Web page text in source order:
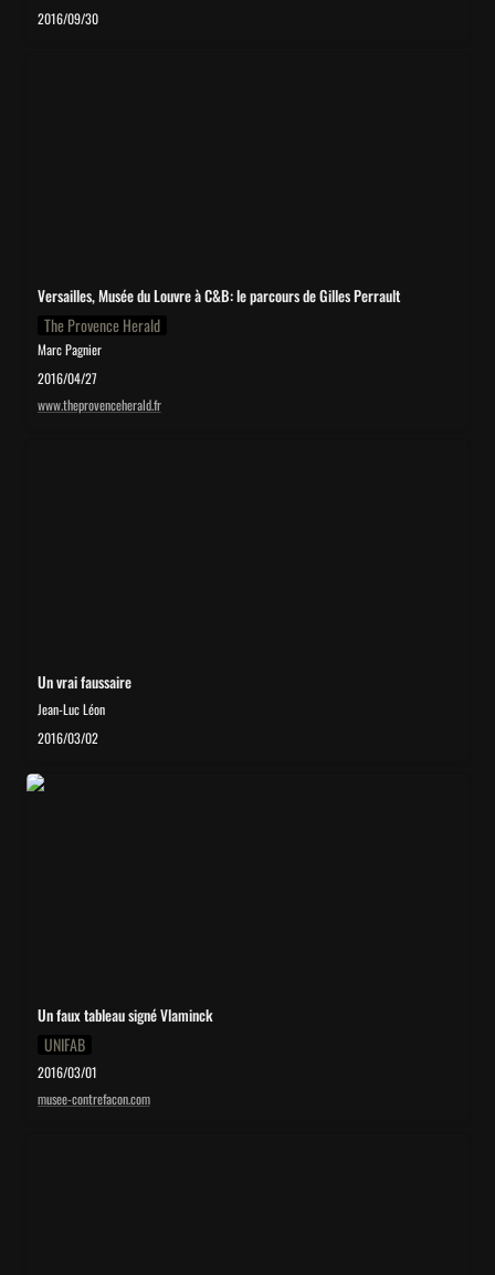
2016/09/30
Versailles, Musée du Louvre à C&B: le parcours de Gilles Perrault
The Provence Herald
Marc Pagnier
2016/04/27
www.theprovenceherald.fr
Un vrai faussaire
Jean-Luc Léon
2016/03/02
Un faux tableau signé Vlaminck
Un faux tableau signé Vlaminck
UNIFAB
2016/03/01
musee-contrefacon.com